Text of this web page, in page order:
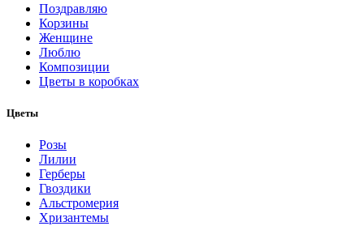
Поздравляю
Корзины
Женщине
Люблю
Композиции
Цветы в коробках
Цветы
Розы
Лилии
Герберы
Гвоздики
Альстромерия
Хризантемы